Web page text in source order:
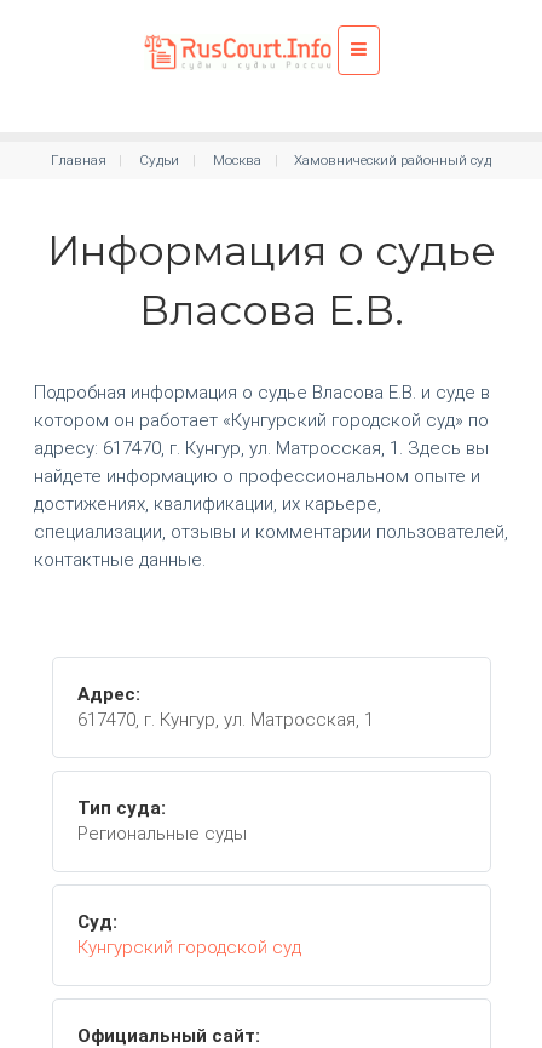
Главная Судьи Москва Хамовнический районный суд
Информация о судье
Власова Е.В.
Подробная информация о судье Власова Е.В. и суде в
котором он работает «Кунгурский городской суд» по
адресу: 617470, г. Кунгур, ул. Матросская, 1. Здесь вы
найдете информацию о профессиональном опыте и
достижениях, квалификации, их карьере,
специализации, отзывы и комментарии пользователей,
контактные данные.
Адрес:
617470, г. Кунгур, ул. Матросская, 1
Тип суда:
Региональные суды
Суд:
Кунгурский городской суд
Официальный сайт: